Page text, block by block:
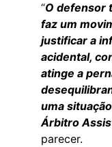
“O defensor
faz um
justificar a
acidental,
atinge a
uma
Árbitro
parecer.